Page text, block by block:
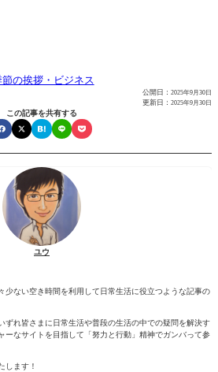
節の挨拶・ビジネス
公開日： 2025年9月30日
更新日： 2025年9月30日
この記事を共有する
ユウ
少ない空き時間を利用して日常生活に役立つような記事の
ずれ皆さまに日常生活や普段の生活の中での疑問を解決す
ーなサイトを目指して「努力と行動」精神でガンバって参
します！